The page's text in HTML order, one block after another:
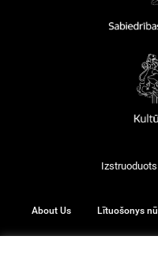
About Us Lītuošonys